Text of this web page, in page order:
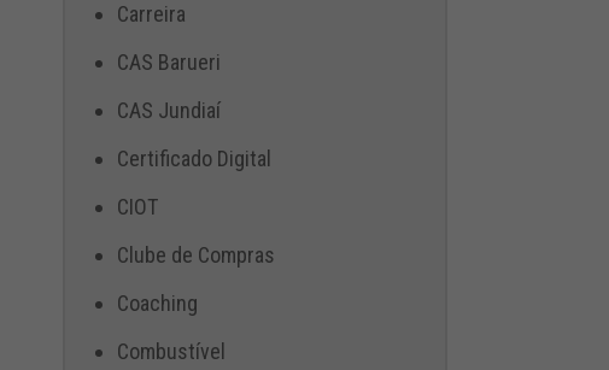
Carreira
CAS Barueri
CAS Jundiaí
Certificado Digital
CIOT
Clube de Compras
Coaching
Combustível